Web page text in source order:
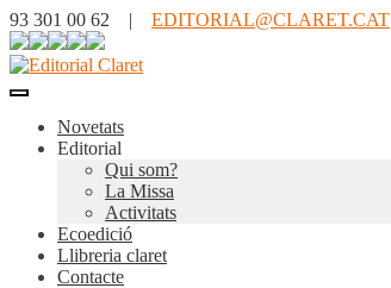
93 301 00 62 | EDITORIAL@CLARET.CAT
Novetats
Editorial
Qui som?
La Missa
Activitats
Ecoedició
Llibreria claret
Contacte